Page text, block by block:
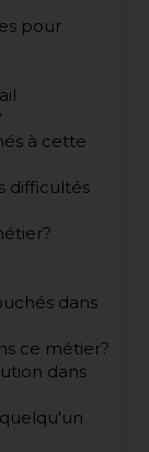
pour
à cette
difficultés
dans
ce métier?
dans